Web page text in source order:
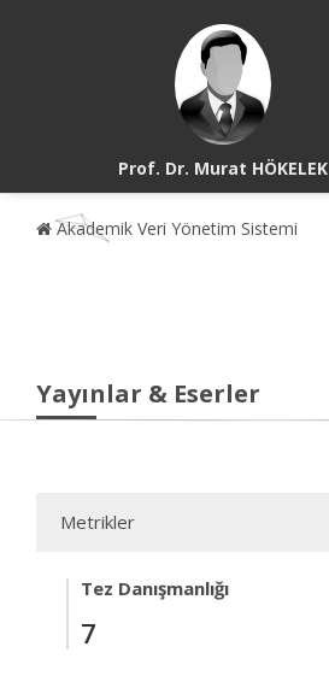
Prof. Dr. Murat HÖKELEK
Akademik Veri Yönetim Sistemi
Yayınlar & Eserler
Metrikler
Tez Danışmanlığı
7